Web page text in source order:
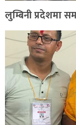
लुम्बिनी प्रदेशमा